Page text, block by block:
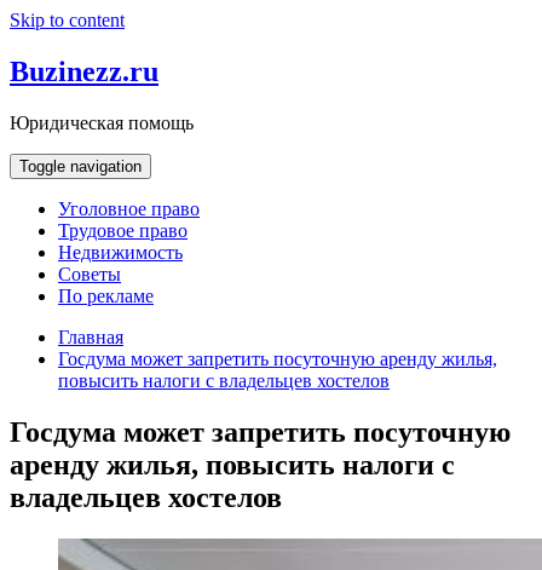
Skip to content
Buzinezz.ru
Юридическая помощь
Toggle navigation
Уголовное право
Трудовое право
Недвижимость
Советы
По рекламе
Главная
Госдума может запретить посуточную аренду жилья,
повысить налоги с владельцев хостелов
Госдума может запретить посуточную
аренду жилья, повысить налоги с
владельцев хостелов